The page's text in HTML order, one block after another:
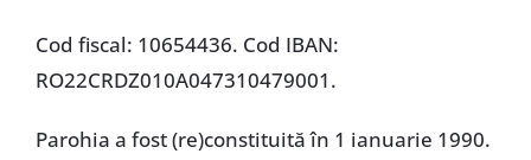
Cod fiscal: 10654436. Cod IBAN:
RO22CRDZ010A047310479001.
Parohia a fost (re)constituită în 1 ianuarie 1990.